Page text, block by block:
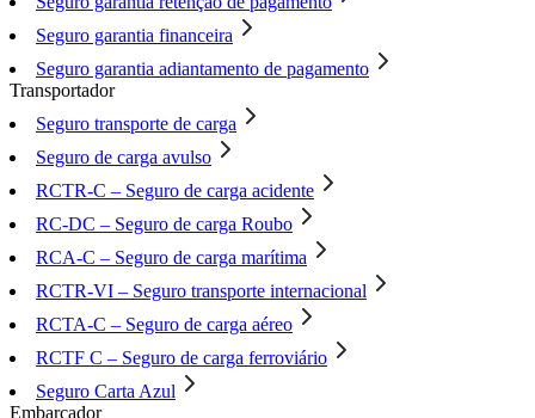
Seguro garantia financeira
Seguro garantia adiantamento de pagamento
Transportador
Seguro transporte de carga
Seguro de carga avulso
RCTR-C – Seguro de carga acidente
RC-DC – Seguro de carga Roubo
RCA-C – Seguro de carga marítima
RCTR-VI – Seguro transporte internacional
RCTA-C – Seguro de carga aéreo
RCTF C – Seguro de carga ferroviário
Seguro Carta Azul
Embarcador